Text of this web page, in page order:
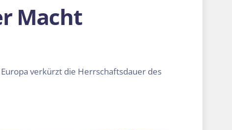
Macht
verkürzt die Herrschaftsdauer des